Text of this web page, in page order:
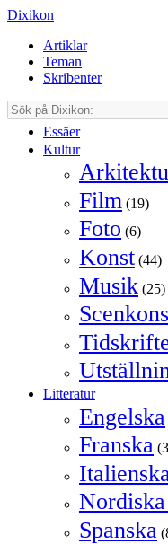
Dixikon
Artiklar
Teman
Skribenter
Essäer
Kultur
Film (19)
Foto (6)
Konst (44)
Musik (25)
Litteratur
Engelska
Franska
Italienska
Spanska